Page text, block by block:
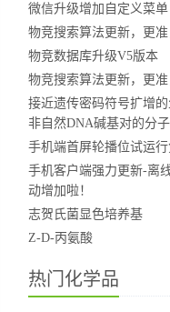
微信升级增加自定义菜单
物竞搜索算法更新，更准
物竞数据库升级V5版本
物竞搜索算法更新，更准
接近遗传密码符号扩增的
非自然DNA碱基对的分
手机端首屏轮播位试运行
手机客户端强力更新-离
动增加啦！
志贺氏菌显色培养基
Z-D-丙氨酸
热门化学品